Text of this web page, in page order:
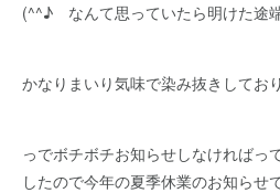
(^^♪ なんて思っていたら明けた途
かなりまいり気味で染み抜きしてお
っでボチボチお知らせしなければっ
したので今年の夏季休業のお知らせ